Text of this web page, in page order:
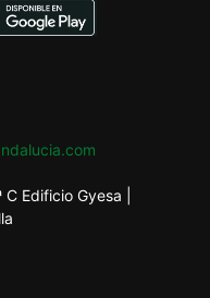
Edificio Gyesa |